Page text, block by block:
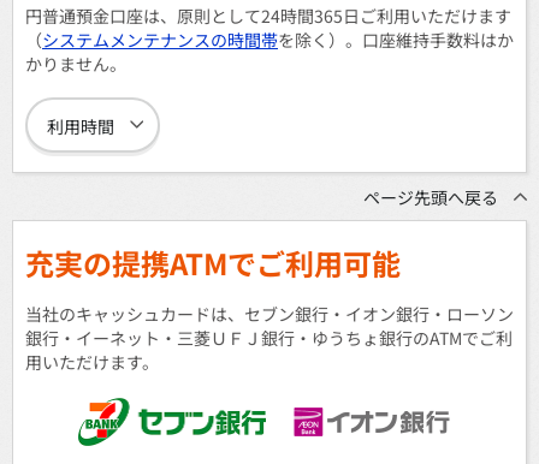
円普通預金口座は、原則として24時間365日ご利用いただけます
（システムメンテナンスの時間帯を除く）。口座維持手数料はか
かりません。
利用時間
ページ先頭へ戻る
充実の提携ATMでご利用可能
当社のキャッシュカードは、セブン銀行・イオン銀行・ローソン
銀行・イーネット・三菱ＵＦＪ銀行・ゆうちょ銀行のATMでご利
用いただけます。